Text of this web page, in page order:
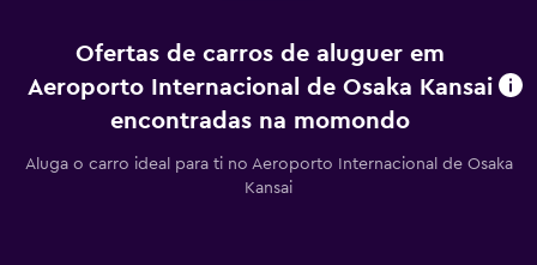
aluguer.
91
categories.
chart
Ofertas de carros de aluguer em
Aeroporto Internacional de Osaka Kansai
encontradas na momondo
Aluga o carro ideal para ti no Aeroporto Internacional de Osaka
Kansai